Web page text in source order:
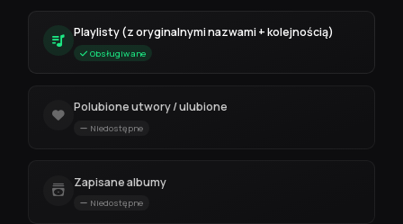
Playlisty (z oryginalnymi nazwami + kolejnością)
Obsługiwane
Polubione utwory / ulubione
Niedostępne
Zapisane albumy
Niedostępne